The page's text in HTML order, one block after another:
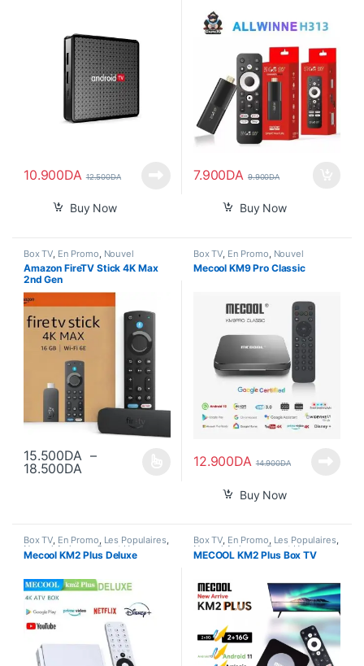
10.900DA 12.500DA
Buy Now
7.900DA 9.900DA
Buy Now
Box TV En Promo Nouvel
Arrivage Smart Home
Amazon FireTV Stick 4K Max
2nd Gen
15.500DA –
18.500DAPlage de prix : 15.500DA à 18.500DA
Ce produit a plusieurs variations. Les options peuvent être
Box TV En Promo Nouvel
Arrivage ,Smart Home
Mecool KM9 Pro Classic
12.900DA 14.900DA
Buy Now
Box TV, En Promo, Les Populaires,
Nouvel Arrivage, Smart Home
Mecool KM2 Plus Deluxe
Box TV, En Promo, Les Populaires,
Nouvel Arrivage,Smart Home
MECOOL KM2 Plus Box TV